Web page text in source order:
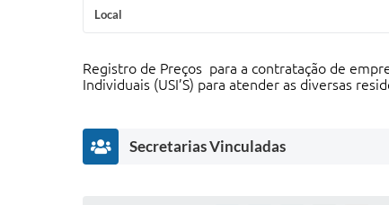
Local
Registro de Preços para a contratação de
Individuais (USI’S) para atender as diversas
Secretarias Vinculadas